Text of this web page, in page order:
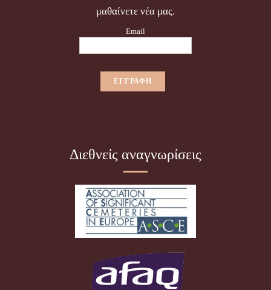
μαθαίνετε νέα μας.
Email
Διεθνείς αναγνωρίσεις